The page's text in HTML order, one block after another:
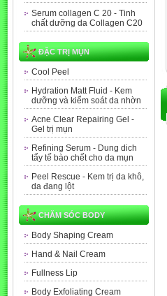
Serum collagen C 20 - Tinh
chất dưỡng da Collagen C20
ĐẶC TRỊ MỤN
Cool Peel
Hydration Matt Fluid - Kem
dưỡng và kiểm soát da nhờn
Acne Clear Repairing Gel -
Gel trị mụn
Refining Serum - Dung dich
tẩy tế bào chết cho da mụn
Peel Rescue - Kem trị da khô,
da đang lột
CHĂM SÓC BODY
Body Shaping Cream
Hand & Nail Cream
Fullness Lip
Body Exfoliating Cream